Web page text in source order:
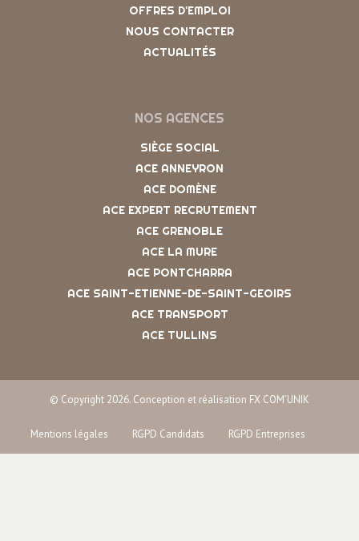
OFFRES D'EMPLOI
NOUS CONTACTER
ACTUALITÉS
NOS AGENCES
SIÈGE SOCIAL
ACE ANNEYRON
ACE DOMÈNE
ACE EXPERT RECRUTEMENT
ACE GRENOBLE
ACE LA MURE
ACE PONTCHARRA
ACE SAINT-ETIENNE-DE-SAINT-GEOIRS
ACE TRANSPORT
ACE TULLINS
© Copyright 2026. Conception et réalisation FX COM’UNIK
RGPD Entreprises
RGPD Candidats
Mentions légales